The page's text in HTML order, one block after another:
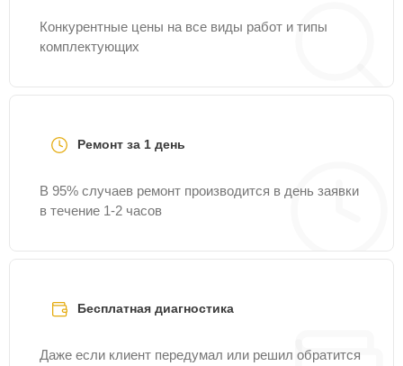
Конкурентные цены на все виды работ и типы
комплектующих
Ремонт за 1 день
В 95% случаев ремонт производится в день заявки
в течение 1-2 часов
Бесплатная диагностика
Даже если клиент передумал или решил обратится